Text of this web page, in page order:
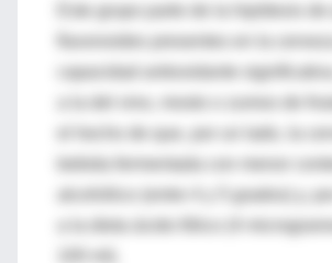
Este grupo parte de la hipótesis de
capacidad antioxidante
alcohólico (entre 4 y 5 grados) y,
a la dieta ácido fólico (4